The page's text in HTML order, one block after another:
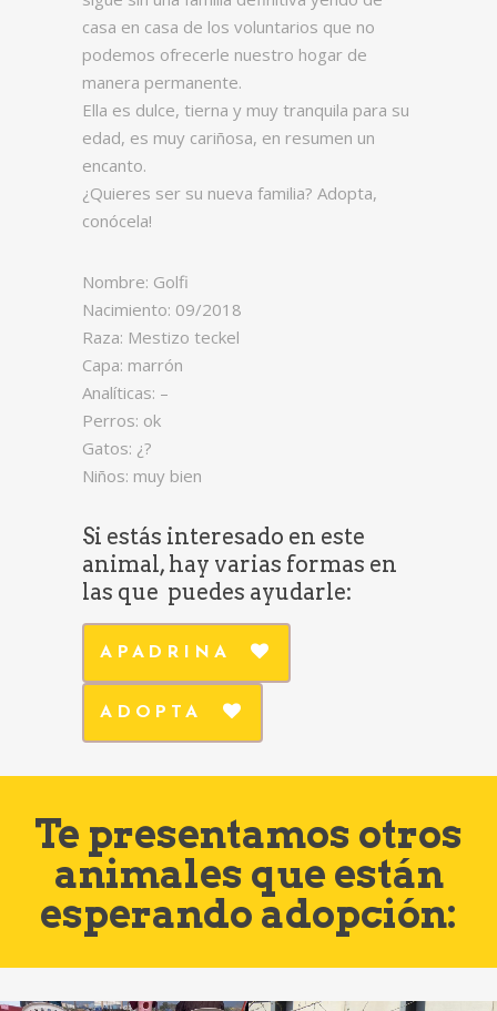
casa en casa de los voluntarios que no
podemos ofrecerle nuestro hogar de
manera permanente.
Ella es dulce, tierna y muy tranquila para su
edad, es muy cariñosa, en resumen un
encanto.
¿Quieres ser su nueva familia? Adopta,
conócela!
Nombre: Golfi
Nacimiento: 09/2018
Raza: Mestizo teckel
Capa: marrón
Analíticas: –
Perros: ok
Gatos: ¿?
Niños: muy bien
Si estás interesado en este
animal, hay varias formas en
las que puedes ayudarle:
APADRINA
ADOPTA
Te presentamos otros
animales que están
esperando adopción: